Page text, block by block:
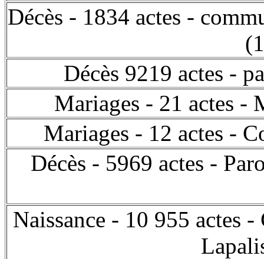
Décès - 1834 actes -
Décès 9219 actes -
Mariages - 21 actes -
Mariages - 12 actes -
Décès - 5969 actes -
Naissance - 10 955 actes